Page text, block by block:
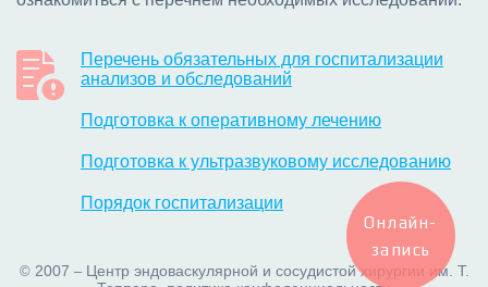
Перечень обязательных для госпитализации
анализов и обследований
Подготовка к оперативному лечению
Подготовка к ультразвуковому исследованию
Порядок госпитализации
© 2007 – Центр эндоваскулярной и сосудистой хирургии им. Т.
Онлайн-
запись